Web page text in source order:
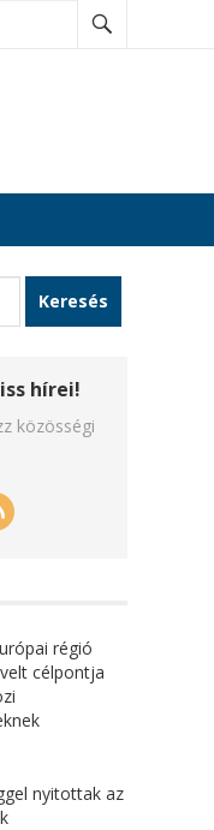
hírei!
közösségi
régió
célpontja
nyitottak az